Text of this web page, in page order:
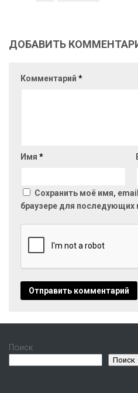
ДОБАВИТЬ
Комментарий *
Имя *
Сохранить моё имя,
браузере для последующих
Поиск
Поиск